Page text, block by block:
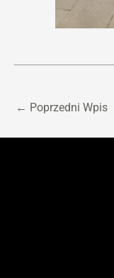
← Poprzedni Wpis